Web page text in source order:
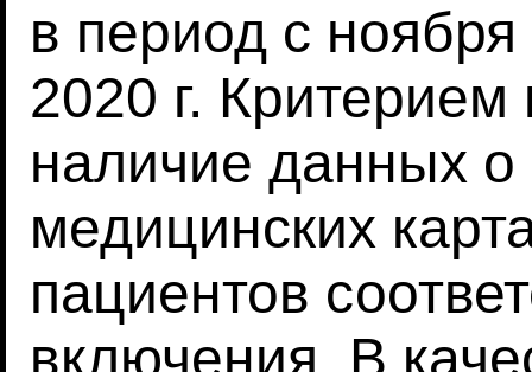
в период с
2020 г.
наличие данных о
медицинских
пациентов
включения. В